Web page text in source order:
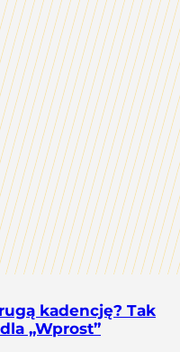
kadencję? Tak
„Wprost”